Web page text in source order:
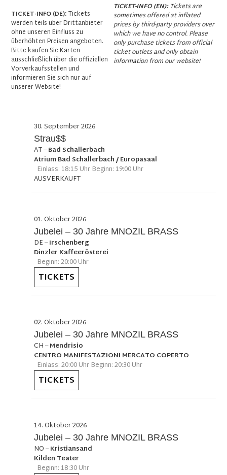
TICKET-INFO (DE):Tickets
werden teils über Drittanbieter
ohne unseren Einfluss zu
überhöhten Preisen angeboten.
Bitte kaufen Sie Karten
ausschließlich über die offiziellen
Vorverkaufsstellen und
informieren Sie sich nur auf
unserer Website!
TICKET-INFO (EN):Tickets are
sometimes offered at inflated
prices by third-party providers over
which we have no control. Please
only purchase tickets from official
ticket outlets and only obtain
information from our website!
30. September 2026
Strau$$
AT–Bad Schallerbach
Atrium Bad Schallerbach / Europasaal
Einlass: 18:15 Uhr Beginn: 19:00 Uhr
AUSVERKAUFT
01. Oktober 2026
Jubelei – 30 Jahre MNOZIL BRASS
DE–Irschenberg
Dinzler Kaffeerösterei
Beginn: 20:00 Uhr
TICKETS
02. Oktober 2026
Jubelei – 30 Jahre MNOZIL BRASS
CH–Mendrisio
CENTRO MANIFESTAZIONI MERCATO COPERTO
Einlass: 20:00 Uhr Beginn: 20:30 Uhr
TICKETS
14. Oktober 2026
Jubelei – 30 Jahre MNOZIL BRASS
NO–Kristiansand
Kilden Teater
Beginn: 18:30 Uhr